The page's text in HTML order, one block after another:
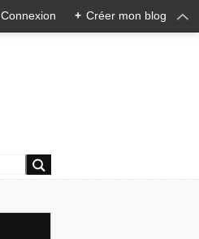
Connexion + Créer mon blog